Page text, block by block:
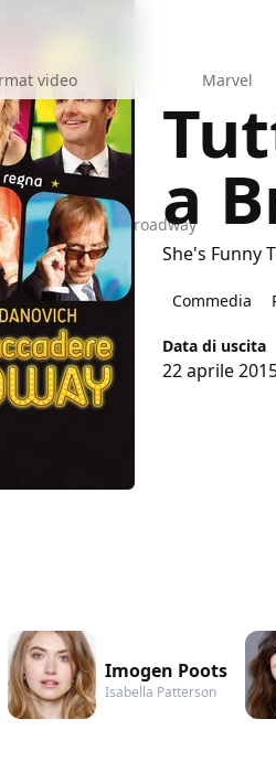
video Marvel
può accadere a Broadway
a
She's Funny
Commedia
Data di uscita
22 aprile
Imogen Poots
Isabella Patterson